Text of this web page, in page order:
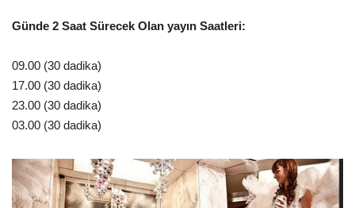
Günde 2 Saat Sürecek Olan yayın Saatleri:
09.00 (30 dadika)
17.00 (30 dadika)
23.00 (30 dadika)
03.00 (30 dadika)